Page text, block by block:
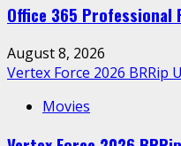
Office 365 Professional
August 8, 2026
Vertex Force 2026 BRRip
Movies